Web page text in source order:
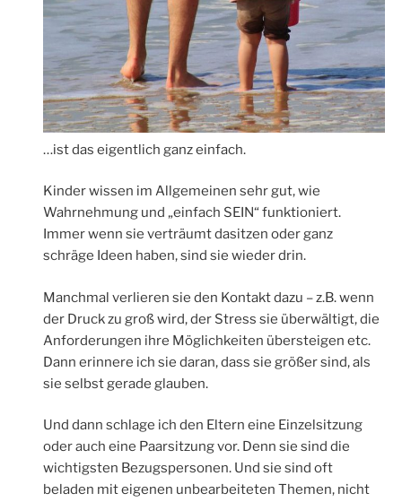
…ist das eigentlich ganz einfach.
Kinder wissen im Allgemeinen sehr gut, wie
Wahrnehmung und „einfach SEIN“ funktioniert.
Immer wenn sie verträumt dasitzen oder ganz
schräge Ideen haben, sind sie wieder drin.
Manchmal verlieren sie den Kontakt dazu – z.B. wenn
der Druck zu groß wird, der Stress sie überwältigt, die
Anforderungen ihre Möglichkeiten übersteigen etc.
Dann erinnere ich sie daran, dass sie größer sind, als
sie selbst gerade glauben.
Und dann schlage ich den Eltern eine Einzelsitzung
oder auch eine Paarsitzung vor. Denn sie sind die
wichtigsten Bezugspersonen. Und sie sind oft
beladen mit eigenen unbearbeiteten Themen, nicht